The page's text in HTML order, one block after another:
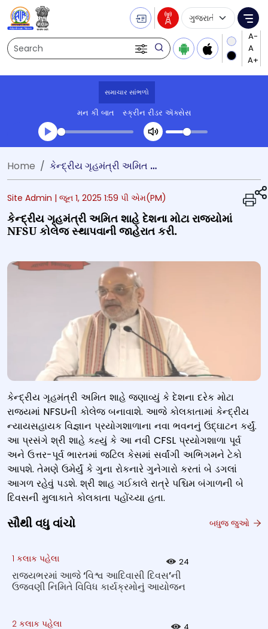
Search
Language
સમાચાર સાંભળો
મન કી બાત સ્ક્રીન રીડર ઍક્સેસ
Transcript summary
પ્લે ઓડિયો
Home કેન્દ્રીય ગૃહમંત્રી અમિત શાહે દેશના મોટા રાજ્યોમાં NFSU કોલેજ સ્થાપવાની જાહેરાત કરી.
Site Admin | જૂન 1, 2025 1:59 પી એમ(PM)
કેન્દ્રીય ગૃહમંત્રી અમિત શાહે દેશના મોટા રાજ્યોમાં
NFSU કોલેજ સ્થાપવાની જાહેરાત કરી.
કેન્દ્રીય ગૃહમંત્રી અમિત શાહે જણાવ્યું કે દેશના દરેક મોટા
રાજ્યમાં NFSUની કોલેજ બનાવાશે. આજે કોલકાતામાં કેન્દ્રીય
ન્યાયસહાયક વિજ્ઞાન પ્રયોગશાળાના નવા ભવનનું ઉદ્ઘાટન કર્યું.
આ પ્રસંગે શ્રી શાહે કહ્યું કે આ નવી CFSL પ્રયોગશાળા પૂર્વ
અને ઉત્તર-પૂર્વ ભારતમાં જટિલ કેસમાં સર્વાંગી અભિગમને ટેકો
આપશે. તેમણે ઉમેર્યું કે ગુના રોકનારે ગુનેગારો કરતાં બે ડગલાં
આગળ રહેવું પડશે. શ્રી શાહ ગઈકાલે રાત્રે પશ્ચિમ બંગાળની બે
દિવસની મુલાકાતે કોલકાતા પહોંચ્યા હતા.
સૌથી વધુ વાંચો બધુજ જુઓ
1 કલાક પહેલા 24
રાજ્યભરમાં આજે ‘વિશ્વ આદિવાસી દિવસ’ની
ઉજવણી નિમિતે વિવિધ કાર્યક્રમોનું આયોજન
2 કલાક પહેલા 4